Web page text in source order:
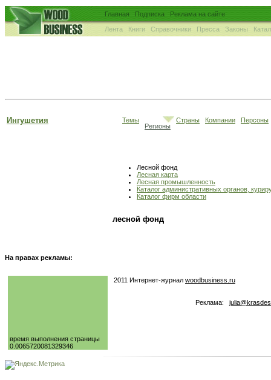
Главная Подписка Реклама на сайте
Лента Книги Справочники Пресса Законы
Ингушетия
Темы
Регионы
Страны Компании Персоны
Лесной фонд
Лесная карта
Лесная промышленность
Каталог административных органов,
Каталог фирм области
лесной фонд
На правах рекламы:
время выполнения страницы
0.0065720081329346
2011 Интернет-журнал woodbusiness.ru
Реклама: